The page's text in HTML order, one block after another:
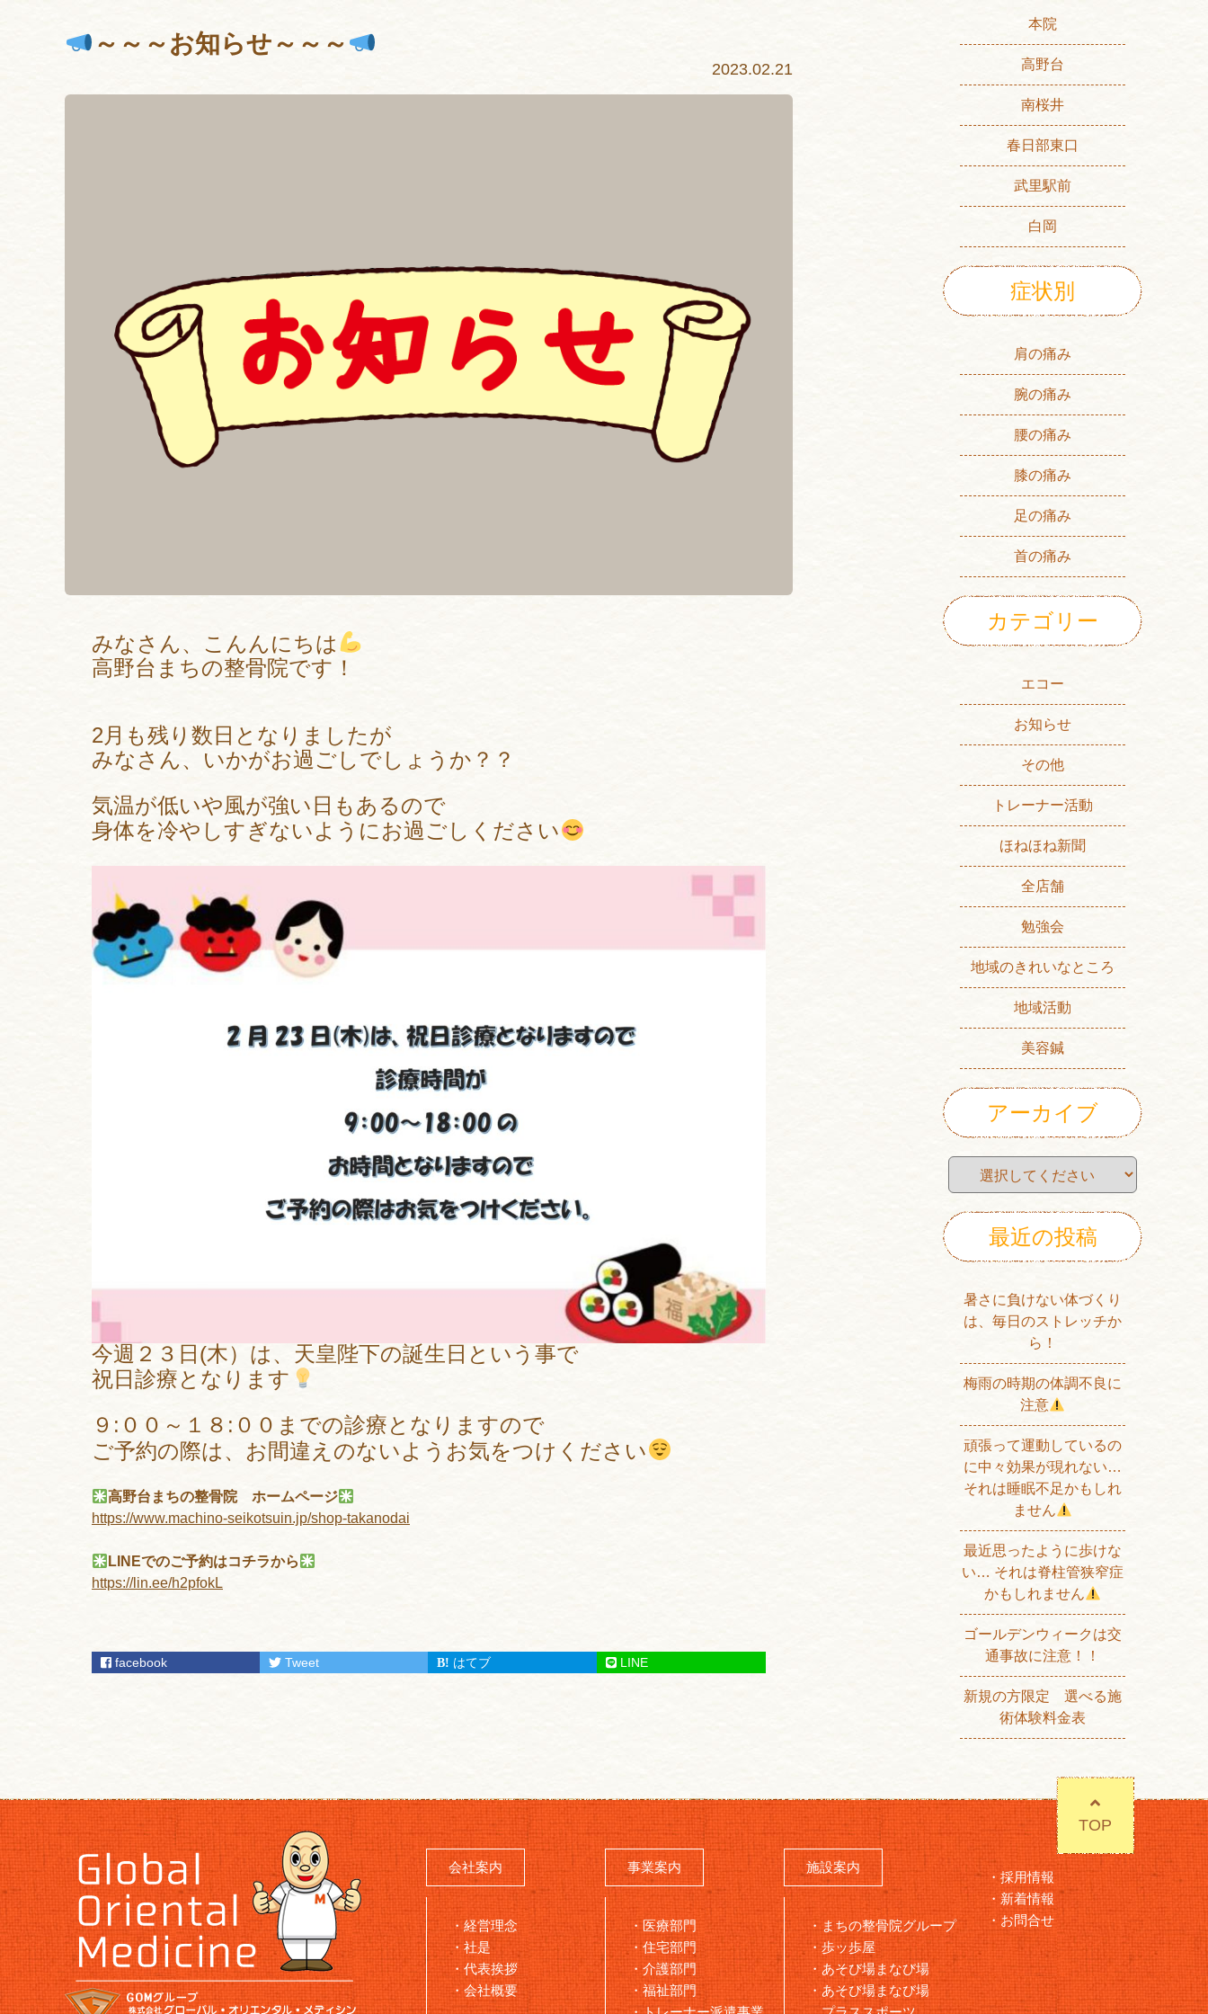
～～～お知らせ～～～
2023.02.21
みなさん、こんんにちは
高野台まちの整骨院です！
2月も残り数日となりましたが
みなさん、いかがお過ごしでしょうか？？
気温が低いや風が強い日もあるので
身体を冷やしすぎないようにお過ごしください
今週２３日(木）は、天皇陛下の誕生日という事で
祝日診療となります
９:００～１８:００までの診療となりますので
ご予約の際は、お間違えのないようお気をつけください
高野台まちの整骨院 ホームページ
https://www.machino-seikotsuin.jp/shop-takanodai
LINEでのご予約はコチラから
https://lin.ee/h2pfokL
facebook Tweet はてブ LINE
本院
高野台
南桜井
春日部東口
武里駅前
白岡
症状別
肩の痛み
腕の痛み
腰の痛み
膝の痛み
足の痛み
首の痛み
カテゴリー
エコー
お知らせ
その他
トレーナー活動
ほねほね新聞
全店舗
勉強会
地域のきれいなところ
地域活動
美容鍼
アーカイブ
最近の投稿
暑さに負けない体づくり
は、毎日のストレッチか
ら！
梅雨の時期の体調不良に
注意
頑張って運動しているの
に中々効果が現れない…
それは睡眠不足かもしれ
ません
最近思ったように歩けな
い… それは脊柱管狭窄症
かもしれません
ゴールデンウィークは交
通事故に注意！！
新規の方限定 選べる施
術体験料金表
TOP
会社案内
経営理念
社是
代表挨拶
会社概要
事業案内
医療部門
住宅部門
介護部門
福祉部門
施設案内
まちの整骨院グループ
歩ッ歩屋
あそび場まなび場
あそび場まなび場
採用情報
新着情報
お問合せ